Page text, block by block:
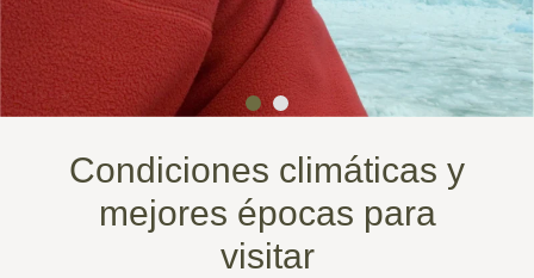
Condiciones climáticas y
mejores épocas para
visitar